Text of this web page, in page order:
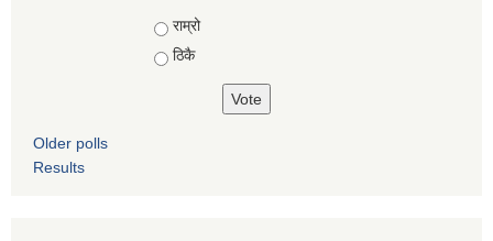
Choices
राम्रो
ठिकै
Older polls
Results